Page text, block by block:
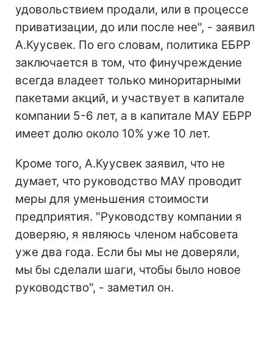
удовольствием продали, или в процессе
приватизации, до или после нее", - заявил
А.Куусвек. По его словам, политика ЕБРР
заключается в том, что финучреждение
всегда владеет только миноритарными
пакетами акций, и участвует в капитале
компании 5-6 лет, а в капитале МАУ ЕБРР
имеет долю около 10% уже 10 лет.
Кроме того, А.Куусвек заявил, что не
думает, что руководство МАУ проводит
меры для уменьшения стоимости
предприятия. "Руководству компании я
доверяю, я являюсь членом набсовета
уже два года. Если бы мы не доверяли,
мы бы сделали шаги, чтобы было новое
руководство", - заметил он.